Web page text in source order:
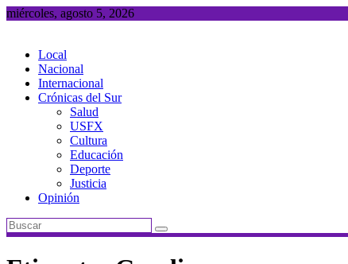
Saltar
miércoles, agosto 5, 2026
Local
Nacional
Internacional
Crónicas del Sur
Salud
USFX
Cultura
Educación
Deporte
Justicia
Opinión